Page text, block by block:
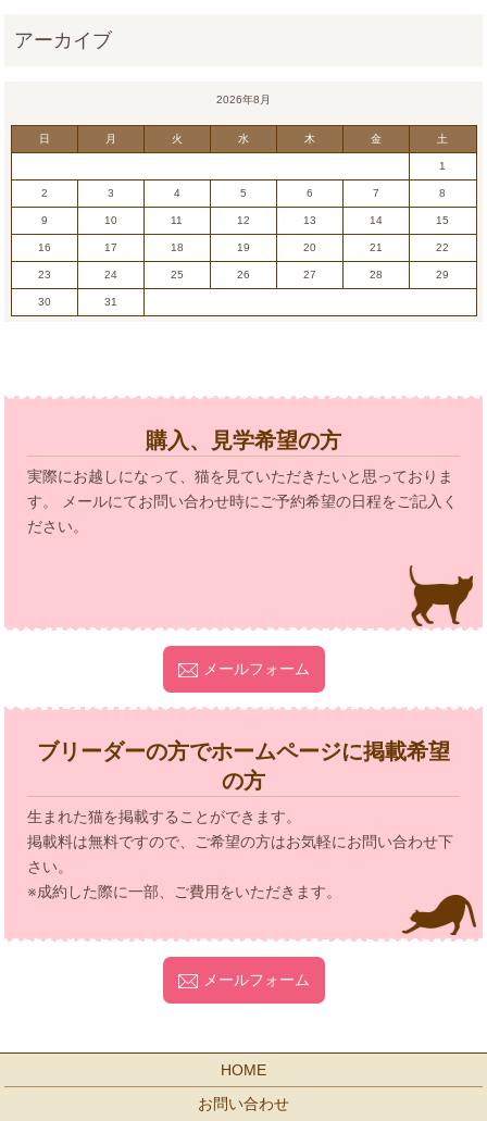
2026年8月
日 月 火 水 木 金 土
1
2 3 4 5 6 7 8
9 10 11 12 13 14 15
16 17 18 19 20 21 22
23 24 25 26 27 28 29
30 31
購入、見学希望の方
実際にお越しになって、猫を見ていただきたいと思っておりま
す。 メールにてお問い合わせ時にご予約希望の日程をご記入く
ださい。
メールフォーム
ブリーダーの方でホームページに掲載希望
の方
生まれた猫を掲載することができます。
掲載料は無料ですので、ご希望の方はお気軽にお問い合わせ下
さい。
※成約した際に一部、ご費用をいただきます。
メールフォーム
HOME
お問い合わせ